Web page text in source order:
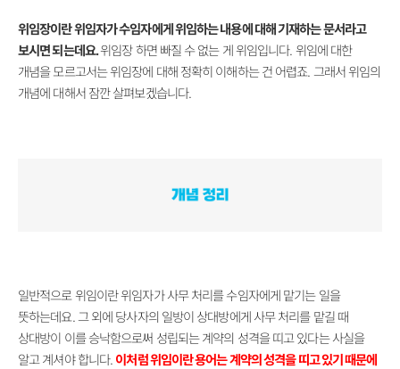
위임장이란 위임자가 수임자에게 위임하는 내용에 대해 기재하는 문서라고
보시면 되는데요.위임장 하면 빠질 수 없는 게 위임입니다. 위임에 대한
개념을 모르고서는 위임장에 대해 정확히 이해하는 건 어렵죠. 그래서 위임의
개념에 대해서 잠깐 살펴보겠습니다.
일반적으로 위임이란 위임자가 사무 처리를 수임자에게 맡기는 일을
뜻하는데요. 그 외에 당사자의 일방이 상대방에게 사무 처리를 맡길 때
상대방이 이를 승낙함으로써 성립되는 계약의 성격을 띠고 있다는 사실을
알고 계셔야 합니다. 이처럼 위임이란 용어는 계약의 성격을 띠고 있기 때문에